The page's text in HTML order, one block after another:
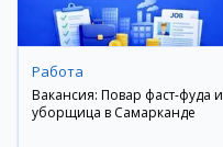
Работа
Вакансия: Повар фаст-фуда и
уборщица в Самарканде